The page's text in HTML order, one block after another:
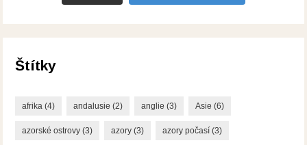
Štítky
afrika (4) andalusie (2) anglie (3) Asie (6)
azorské ostrovy (3) azory (3) azory počasí (3)